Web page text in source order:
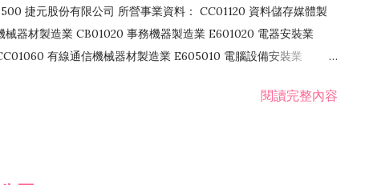
捷元股份有限公司 所營事業資料： CC01120 資料儲存媒體製
器材製造業 CB01020 事務機器製造業 E601020 電器安裝業
有線通信機械器材製造業 E605010 電腦設備安裝業
電腦及事務性機器設備批發業 F113070 電信器材批發業閱讀完整內容